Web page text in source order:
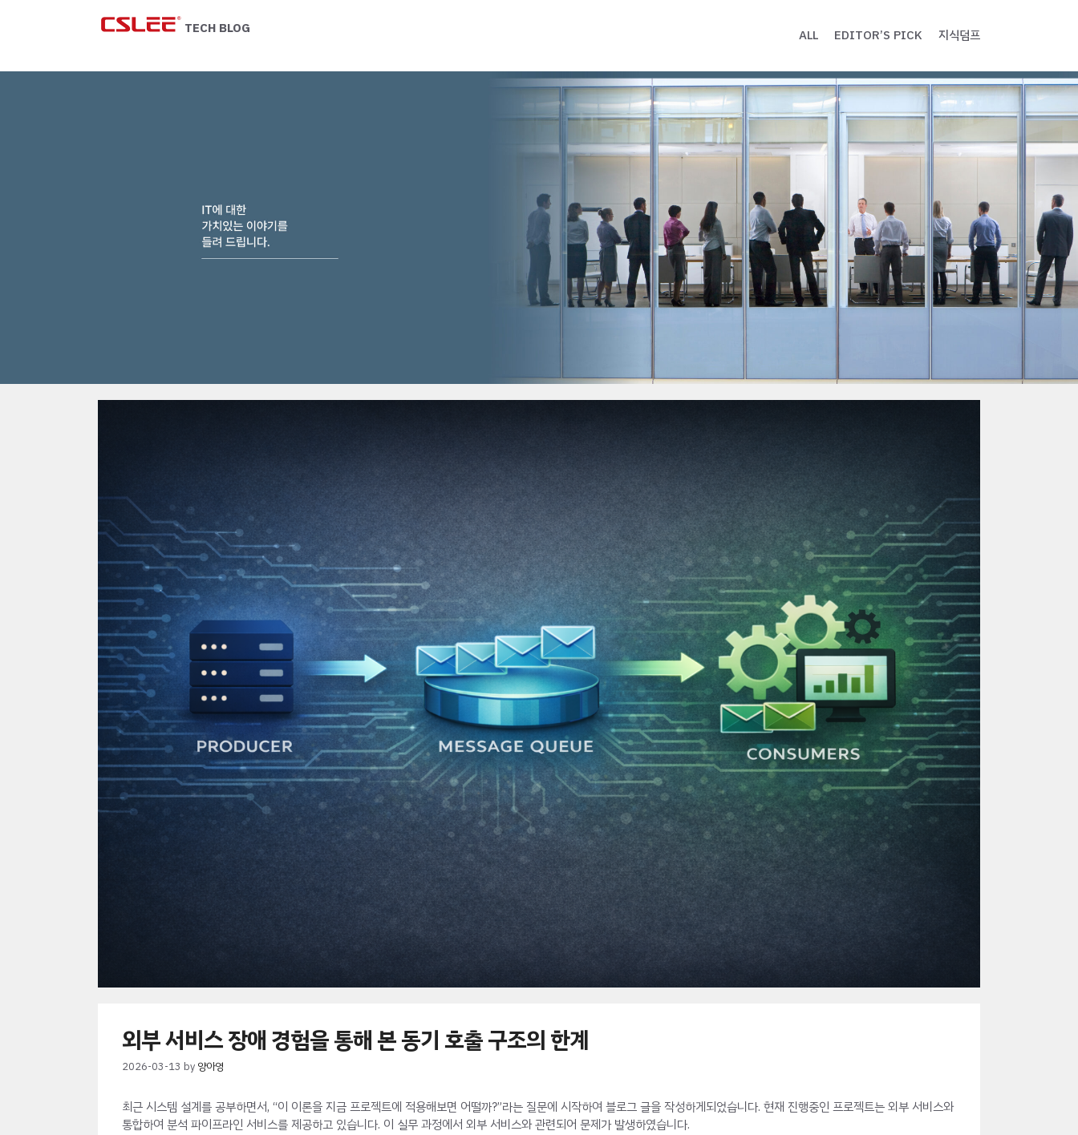
TECH BLOG ALL EDITOR’S PICK 지식덤프
외부 서비스 장애 경험을 통해 본 동기 호출 구조의 한계
2026-03-13 by 양아영
최근 시스템 설계를 공부하면서, “이 이론을 지금 프로젝트에 적용해보면 어떨까?”라는 질문에 시작하여 블로그 글을 작성하게되었습니다. 현재 진행중인 프로젝트는 외부 서비스와
통합하여 분석 파이프라인 서비스를 제공하고 있습니다. 이 실무 과정에서 외부 서비스와 관련되어 문제가 발생하였습니다.